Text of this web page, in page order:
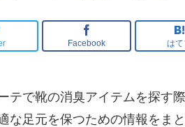
Facebook は
テで靴の消臭アイテムを探す
な足元を保つための情報をまと